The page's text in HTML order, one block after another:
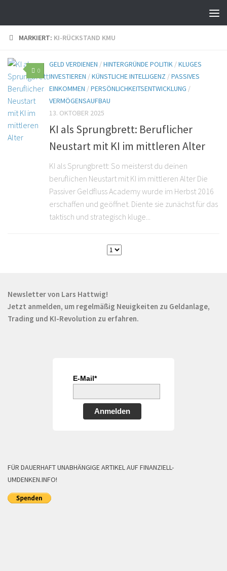
MARKIERT: KI-RÜCKSTAND KMU
0
GELD VERDIENEN /HINTERGRÜNDE POLITIK /KLUGES
INVESTIEREN /KÜNSTLICHE INTELLIGENZ /PASSIVES
EINKOMMEN /PERSÖNLICHKEITSENTWICKLUNG /
VERMÖGENSAUFBAU
13. OKTOBER 2025
KI als Sprungbrett: Beruflicher
Neustart mit KI im mittleren Alter
KI als Sprungbrett: So meisterst du deinen
beruflichen Neustart mit KI im mittleren Alter Die
Passiver Geldfluss Academy wurde im Herbst 2016
erschaffen und geöffnet. Diente sie zunächst für das
taktisch und strategisch kluge...
Newsletter von Lars Hattwig!
Jetzt anmelden, um regelmäßig Neuigkeiten zu Geldanlage,
Trading und KI-Revolution zu erfahren.
E-Mail*
Anmelden
FÜR DAUERHAFT UNABHÄNGIGE ARTIKEL AUF FINANZIELL-
UMDENKEN.INFO!